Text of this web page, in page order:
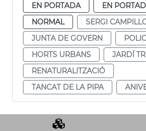
EN PORTADA
EN
NORMAL
SERGI
JUNTA DE GOVERN
HORTS URBANS
JARDÍ
RENATURALITZACIÓ
TANCAT DE LA PIPA